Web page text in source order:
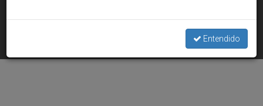
FEB 27, 2001 00:00
Entendido